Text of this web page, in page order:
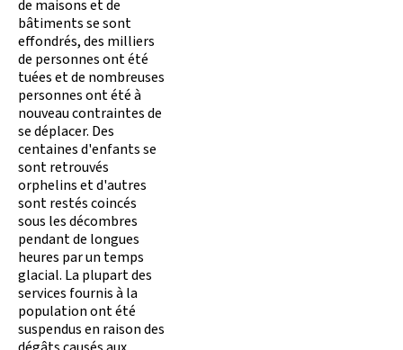
de maisons et de
bâtiments se sont
effondrés, des milliers
de personnes ont été
tuées et de nombreuses
personnes ont été à
nouveau contraintes de
se déplacer. Des
centaines d'enfants se
sont retrouvés
orphelins et d'autres
sont restés coincés
sous les décombres
pendant de longues
heures par un temps
glacial. La plupart des
services fournis à la
population ont été
suspendus en raison des